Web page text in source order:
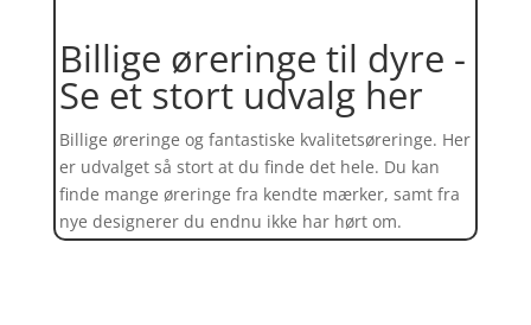
Billige øreringe til dyre -
Se et stort udvalg her
Billige øreringe og fantastiske kvalitetsøreringe. Her
er udvalget så stort at du finde det hele. Du kan
finde mange øreringe fra kendte mærker, samt fra
nye designerer du endnu ikke har hørt om.